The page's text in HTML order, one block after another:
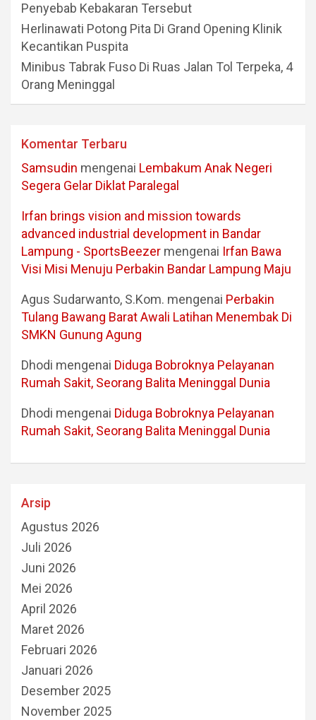
Penyebab Kebakaran Tersebut
Herlinawati Potong Pita Di Grand Opening Klinik
Kecantikan Puspita
Minibus Tabrak Fuso Di Ruas Jalan Tol Terpeka, 4
Orang Meninggal
Komentar Terbaru
Samsudin mengenai Lembakum Anak Negeri
Segera Gelar Diklat Paralegal
Irfan brings vision and mission towards
advanced industrial development in Bandar
Lampung - SportsBeezer mengenai Irfan Bawa
Visi Misi Menuju Perbakin Bandar Lampung Maju
Agus Sudarwanto, S.Kom. mengenai Perbakin
Tulang Bawang Barat Awali Latihan Menembak Di
SMKN Gunung Agung
Dhodi mengenai Diduga Bobroknya Pelayanan
Rumah Sakit, Seorang Balita Meninggal Dunia
Dhodi mengenai Diduga Bobroknya Pelayanan
Rumah Sakit, Seorang Balita Meninggal Dunia
Arsip
Agustus 2026
Juli 2026
Juni 2026
Mei 2026
April 2026
Maret 2026
Februari 2026
Januari 2026
Desember 2025
November 2025